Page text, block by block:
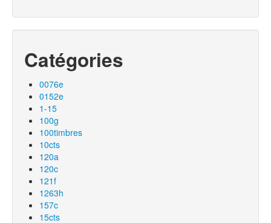
Catégories
0076e
0152e
1-15
100g
100timbres
10cts
120a
120c
121f
1263h
157c
15cts